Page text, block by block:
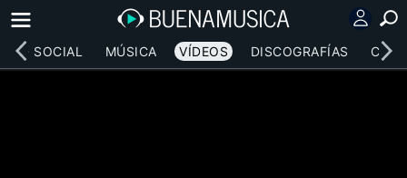
RED SOCIAL MÚSICA VÍDEOS DISCOGRAFÍAS